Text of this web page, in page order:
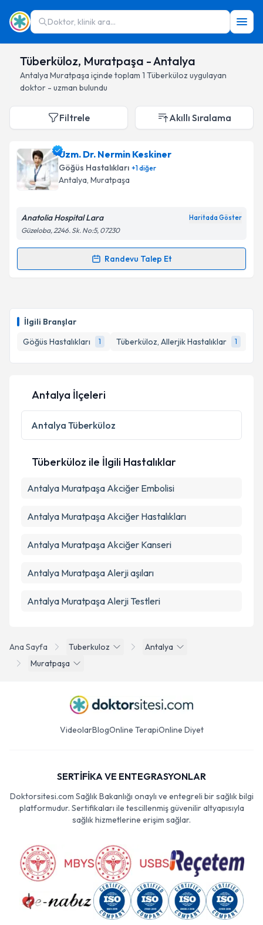
Doktor, klinik ara...
Tüberküloz, Muratpaşa - Antalya
Antalya Muratpaşa içinde toplam 1 Tüberküloz uygulayan
doktor - uzman bulundu
İlgili Branşlar
Göğüs Hastalıkları
1 Tüberküloz, Allerjik Hastalıklar 1
Filtrele Akıllı Sıralama
Uzm. Dr. Nermin Keskiner
Göğüs Hastalıkları +1diğer
Antalya, Muratpaşa
Anatolia Hospital Lara Haritada Göster
Güzeloba, 2246. Sk. No:5, 07230
Randevu Talep Et
Randevu Takvimi Talebi
için bir takvim hazırlandığında e-posta ile
bilgilendireceğiz.
E-posta Adresiniz
Kişisel verilerimin işlenmesine ilişkin
Metni'ni okudum ve kişisel verilerimin belirtilen
Ana Sayfa Tuberkuloz
Antalya
Muratpaşa
Antalya İlçeleri
Antalya Tüberküloz
Tüberküloz ile İlgili Hastalıklar
Antalya Muratpaşa Akciğer Embolisi
Antalya Muratpaşa Akciğer Hastalıkları
Antalya Muratpaşa Akciğer Kanseri
Antalya Muratpaşa Alerji aşıları
Antalya Muratpaşa Alerji Testleri
VideolarBlogOnline TerapiOnline Diyet
SERTİFİKA VE ENTEGRASYONLAR
Doktorsitesi.com Sağlık Bakanlığı onaylı ve entegreli bir sağlık bilgi
platformudur. Sertifikaları ile tescillenmiş güvenilir altyapısıyla
sağlık hizmetlerine erişim sağlar.